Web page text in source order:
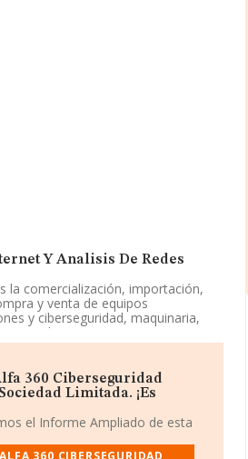
Y Analisis De Redes
la comercialización, importación,
y venta de equipos
y ciberseguridad, maquinaria,
accesorios y
tales como programas i. La
6290. La sociedad es importadora
y Analisis de Redes
en Calle Duquesa De
de Huesca, Aragón.
360 Ciberseguridad
Limitada. ¡Es
el Informe Ampliado de esta
360 CIBERSEGURIDAD